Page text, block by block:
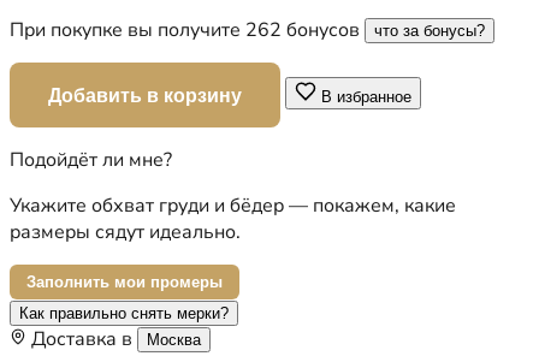
При покупке вы получите 262 бонусов
что за бонусы?
Добавить в корзину В избранное
Подойдёт ли мне?
Укажите обхват груди и бёдер — покажем, какие
размеры сядут идеально.
Заполнить мои промеры
Как правильно снять мерки?
Доставка в Москва